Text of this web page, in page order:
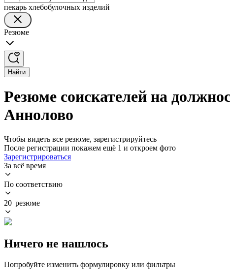
пекарь хлебобулочных изделий
Резюме
Найти
Резюме соискателей на
Аннолово
Чтобы видеть все резюме, зарегистрируйтесь
После регистрации покажем ещё 1 и откроем фото
Зарегистрироваться
За всё время
По соответствию
20 резюме
Ничего не нашлось
Попробуйте изменить формулировку или фильтры